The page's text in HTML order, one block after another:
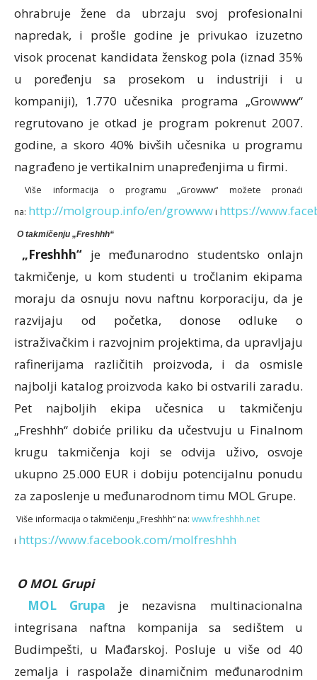
ohrabruje žene da ubrzaju svoj profesionalni
napredak, i prošle godine je privukao izuzetno
visok procenat kandidata ženskog pola (iznad 35%
u poređenju sa prosekom u industriji i u
kompaniji), 1.770 učesnika programa „Growww“
regrutovano je otkad je program pokrenut 2007.
godine, a skoro 40% bivših učesnika u programu
nagrađeno je vertikalnim unapređenjima u firmi.
Više informacija o programu „Growww“ možete pronaći
na: http://molgroup.info/en/growww i https://
O takmičenju „Freshhh“
„Freshhh“ je međunarodno studentsko onlajn
takmičenje, u kom studenti u tročlanim ekipama
moraju da osnuju novu naftnu korporaciju, da je
razvijaju od početka, donose odluke o
istraživačkim i razvojnim projektima, da upravljaju
rafinerijama različitih proizvoda, i da osmisle
najbolji katalog proizvoda kako bi ostvarili zaradu.
Pet najboljih ekipa učesnica u takmičenju
„Freshhh“ dobiće priliku da učestvuju u Finalnom
krugu takmičenja koji se odvija uživo, osvoje
ukupno 25.000 EUR i dobiju potencijalnu ponudu
za zaposlenje u međunarodnom timu MOL Grupe.
Više informacija o takmičenju „Freshhh“ na: www.freshhh.net
i https://www.facebook.com/molfreshhh
O MOL Grupi
MOL Grupa je nezavisna multinacionalna
integrisana naftna kompanija sa sedištem u
Budimpešti, u Mađarskoj. Posluje u više od 40
zemalja i raspolaže dinamičnim međunarodnim